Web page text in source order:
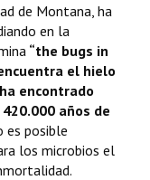
de Montana, ha
en la
“the bugs in
el hielo
encontrado
años de
es posible
los microbios el